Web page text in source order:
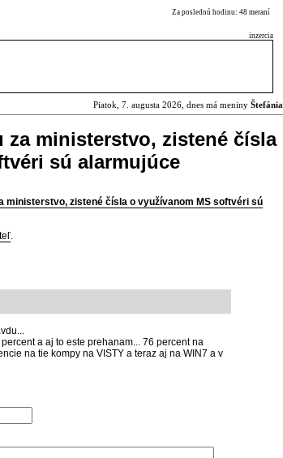
Za poslednú hodinu: 48 meraní
inzercia
Piatok, 7. augusta 2026, dnes má meniny Štefánia
ministerstvo, zistené čísla
sú alarmujúce
ministerstvo, zistené čísla o využívanom MS softvéri sú
.
a aj to este prehanam... 76 percent na
na tie kompy na VISTY a teraz aj na WIN7 a v